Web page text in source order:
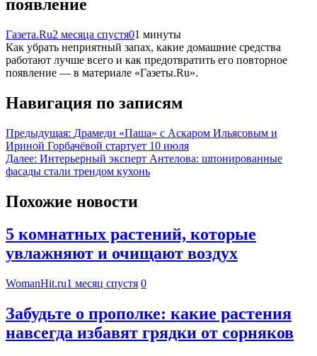
появление
Газета.Ru2 месяца спустя01 минуты
Как убрать неприятный запах, какие домашние средства
работают лучше всего и как предотвратить его повторное
появление — в материале «Газеты.Ru».
Навигация по записям
Предыдущая: Драмеди «Паша» с Аскаром Ильясовым и
Ириной Горбачёвой стартует 10 июля
Далее: Интерьерный эксперт Антелова: шпонированные
фасады стали трендом кухонь
Похожие новости
5 комнатных растений, которые
увлажняют и очищают воздух
WomanHit.ru1 месяц спустя 0
Забудьте о прополке: какие растения
навсегда избавят грядки от сорняков